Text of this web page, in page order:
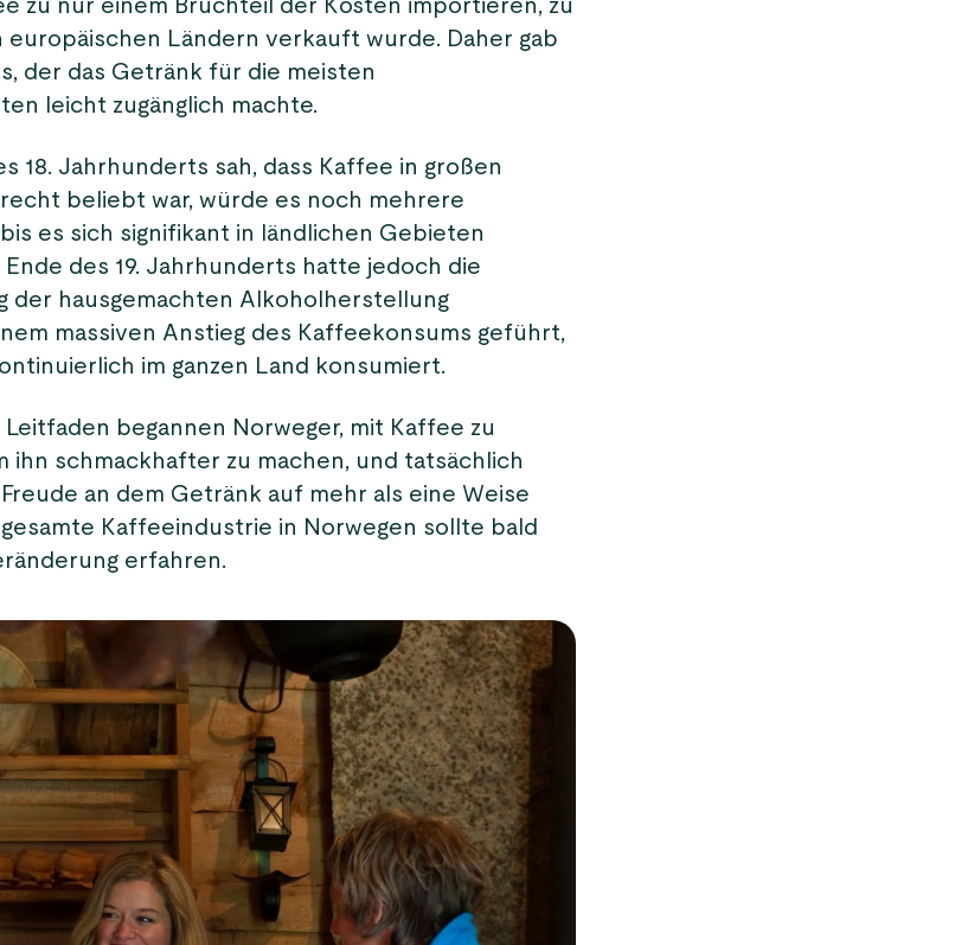
zu nur einem Bruchteil der Kosten importieren, zu
europäischen Ländern verkauft wurde. Daher gab
der das Getränk für die meisten
leicht zugänglich machte.
18. Jahrhunderts sah, dass Kaffee in großen
recht beliebt war, würde es noch mehrere
es sich signifikant in ländlichen Gebieten
des 19. Jahrhunderts hatte jedoch die
der hausgemachten Alkoholherstellung
massiven Anstieg des Kaffeekonsums geführt,
im ganzen Land konsumiert.
begannen Norweger, mit Kaffee zu
ihn schmackhafter zu machen, und tatsächlich
an dem Getränk auf mehr als eine Weise
Kaffeeindustrie in Norwegen sollte bald
erfahren.